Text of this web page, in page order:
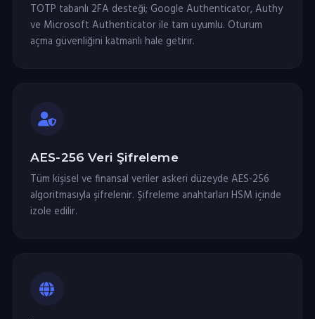
TOTP tabanlı 2FA desteği; Google Authenticator, Authy
ve Microsoft Authenticator ile tam uyumlu. Oturum
açma güvenliğini katmanlı hale getirir.
AES-256 Veri Şifreleme
Tüm kişisel ve finansal veriler askeri düzeyde AES-256
algoritmasıyla şifrelenir. Şifreleme anahtarları HSM içinde
izole edilir.